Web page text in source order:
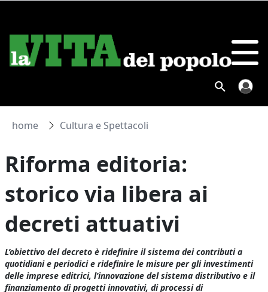
home Cultura e Spettacoli
Riforma editoria:
storico via libera ai
decreti attuativi
L’obiettivo del decreto è ridefinire il sistema dei contributi a
quotidiani e periodici e ridefinire le misure per gli investimenti
delle imprese editrici, l’innovazione del sistema distributivo e il
finanziamento di progetti innovativi, di processi di